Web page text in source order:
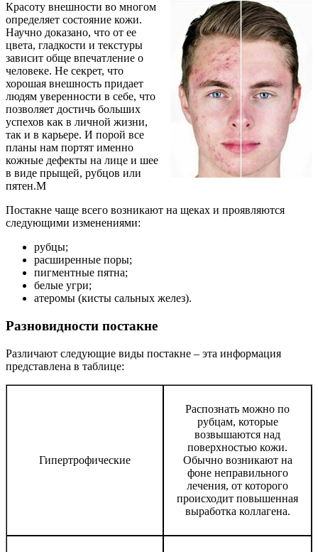
Красоту внешности во многом
определяет состояние кожи.
Научно доказано, что от ее
цвета, гладкости и текстуры
зависит обще впечатление о
человеке. Не секрет, что
хорошая внешность придает
людям уверенности в себе, что
позволяет достичь больших
успехов как в личной жизни,
так и в карьере. И порой все
планы нам портят именно
кожные дефекты на лице и шее
в виде прыщей, рубцов или
пятен.M
Постакне чаще всего возникают на щеках и проявляются
следующими изменениями:
рубцы;
расширенные поры;
пигментные пятна;
белые угри;
атеромы (кисты сальных желез).
Разновидности постакне
Различают следующие виды постакне – эта информация
представлена в таблице:
Гипертрофические
Распознать можно по
рубцам, которые
возвышаются над
поверхностью кожи.
Обычно возникают на
фоне неправильного
лечения, от которого
происходит повышенная
выработка коллагена.